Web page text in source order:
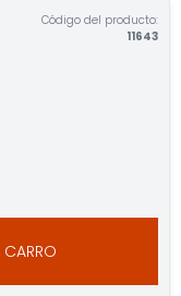
Código del producto:
11643
CARRO